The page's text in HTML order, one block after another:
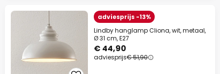
adviesprijs -13%
Lindby hanglamp Cliona, wit, metaal,
Ø 31 cm, E27
€ 44,90
adviesprijs€ 51,90